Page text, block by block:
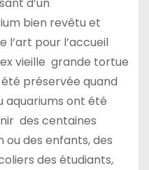
bien revêtu et
l’art pour l’accueil
vieille grande tortue
été préservée quand
aquariums ont été
des centaines
ou des enfants, des
des étudiants,